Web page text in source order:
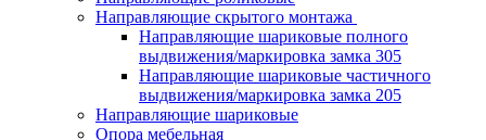
Направляющие скрытого монтажа
Направляющие шариковые полного
выдвижения/маркировка замка 305
Направляющие шариковые частичного
выдвижения/маркировка замка 205
Направляющие шариковые
Опора мебельная